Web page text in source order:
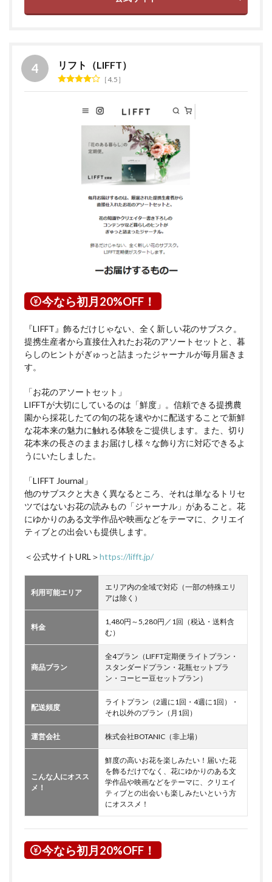
リフト（LIFFT）
4.5
今なら初月20%OFF！
『LIFFT』飾るだけじゃない、全く新しい花のサブスク。
提携生産者から直接仕入れたお花のアソートセットと、暮
らしのヒントがぎゅっと詰まったジャーナルが毎月届きま
す。
「お花のアソートセット」
LIFFTが大切にしているのは「鮮度」。信頼できる提携農
園から採花したての旬の花を速やかに配送することで新鮮
な花本来の魅力に触れる体験をご提供します。また、切り
花本来の長さのままお届けし様々な飾り方に対応できるよ
うにいたしました。
「LIFFT Journal」
他のサブスクと大きく異なるところ、それは単なるトリセ
ツではないお花の読みもの「ジャーナル」があること。花
にゆかりのある文学作品や映画などをテーマに、クリエイ
ティブとの出会いも提供します。
＜公式サイトURL＞https://lifft.jp/
利用可能エリア
エリア内の全域で対応（一部の特殊エリ
アは除く）
料金
1,480円～5,280円／1回（税込・送料含
む）
商品プラン
全4プラン（LIFFT定期便 ライトプラン・
スタンダードプラン・花瓶セットプラ
ン・コーヒー豆セットプラン）
配送頻度
ライトプラン（2週に1回・4週に1回）・
それ以外のプラン（月1回）
運営会社 株式会社BOTANIC（非上場）
こんな人にオスス
メ！
鮮度の高いお花を楽しみたい！届いた花
を飾るだけでなく、花にゆかりのある文
学作品や映画などをテーマに、クリエイ
ティブとの出会いも楽しみたいという方
にオススメ！
今なら初月20%OFF！